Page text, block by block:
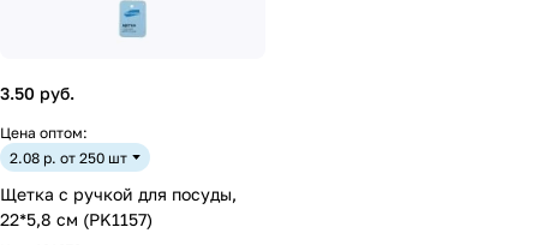
3.50 руб.
Цена оптом:
2.08 р. от 250 шт
Щетка с ручкой для посуды,
22*5,8 см (PK1157)